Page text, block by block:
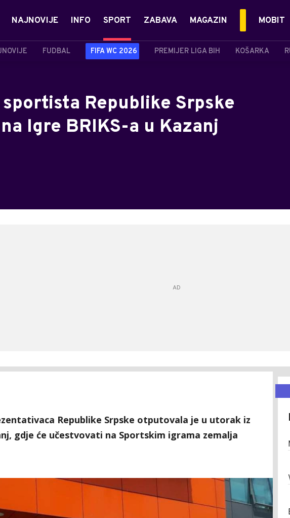
NAJNOVIJE INFO SPORT
FUDBAL FIFA WC 2026 PREMIJER LIGA BIH KOŠARKA
ZABAVA MAGAZIN MOBIT
Republike Srpske
Igre BRIKS-a u Kazanj
Republike Srpske otputovala je u utorak iz
gdje će učestvovati na Sportskim igrama zemalja